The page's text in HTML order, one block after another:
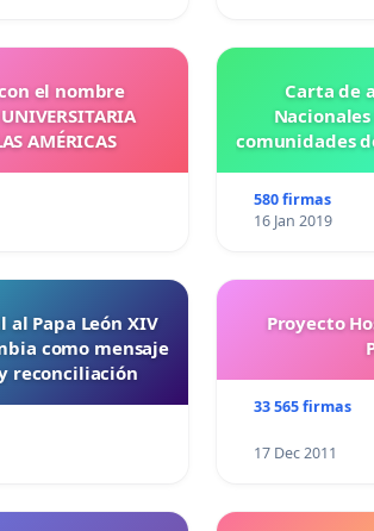
el nombre
AMÉRICAS
Carta de
comunidades
580 firmas
16 Jan 2019
Papa León XIV
como mensaje
reconciliación
Proyecto
33 565 firmas
17 Dec 2011